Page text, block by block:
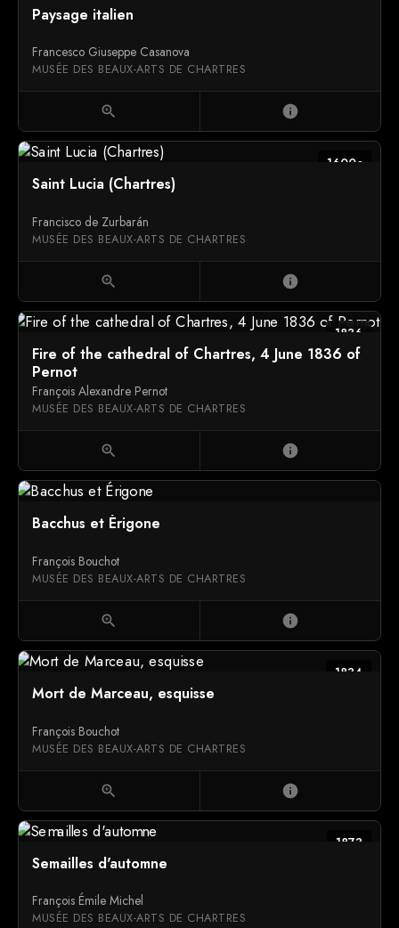
Paysage italien
Francesco Giuseppe Casanova
MUSÉE DES BEAUX-ARTS DE CHARTRES
zoom_in info
1600c
Saint Lucia (Chartres)
Francisco de Zurbarán
MUSÉE DES BEAUX-ARTS DE CHARTRES
zoom_in info
1836
Fire of the cathedral of Chartres, 4 June 1836 of
Pernot
François Alexandre Pernot
MUSÉE DES BEAUX-ARTS DE CHARTRES
zoom_in info
Bacchus et Érigone
François Bouchot
MUSÉE DES BEAUX-ARTS DE CHARTRES
zoom_in info
1834
Mort de Marceau, esquisse
François Bouchot
MUSÉE DES BEAUX-ARTS DE CHARTRES
zoom_in info
1873
Semailles d'automne
François Émile Michel
MUSÉE DES BEAUX-ARTS DE CHARTRES